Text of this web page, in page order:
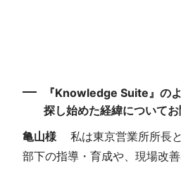
『Knowledge Suite』の
探し始めた経緯についてお
亀山様
私は東京営業所所長
部下の指導・育成や、現場改